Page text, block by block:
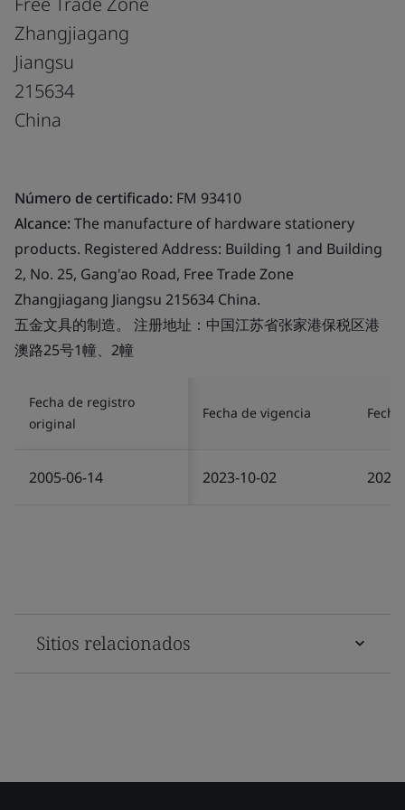
Zhangjiagang
Jiangsu
215634
China
Número de certificado: FM 93410
Alcance:The manufacture of hardware stationery
products. Registered Address: Building 1 and Building
2, No. 25, Gang'ao Road, Free Trade Zone
Zhangjiagang Jiangsu 215634 China.
五金文具的制造。 注册地址：中国江苏省张家港保税区港
澳路25号1幢、2幢
Fecha de registro
original
Fecha de vigencia
2005-06-14 2023-10-02
Sitios relacionados